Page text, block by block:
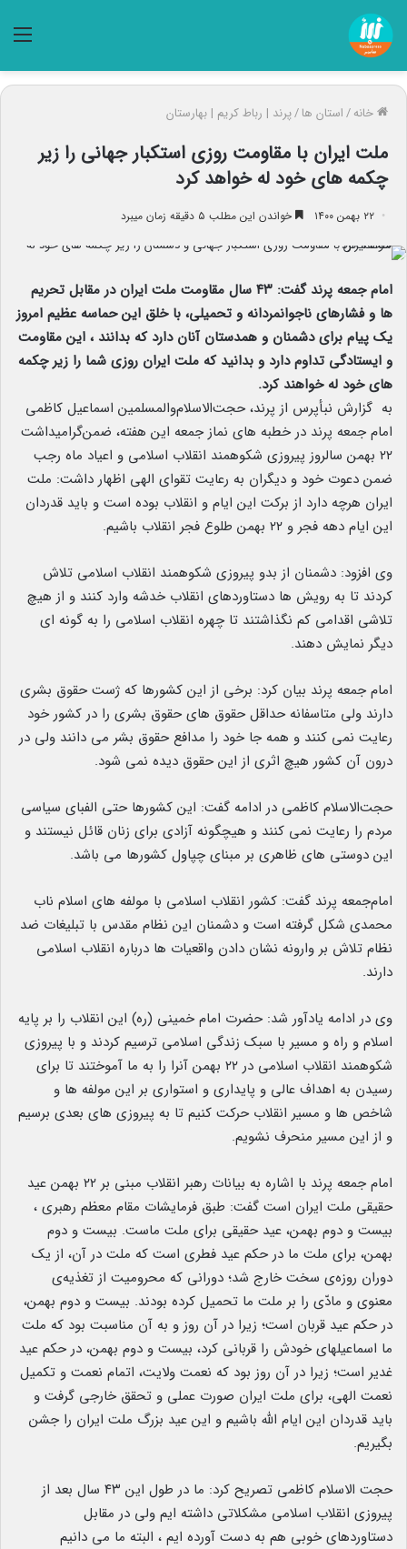
خانه/استان ها/پرند | رباط کریم | بهارستان
ملت ایران با مقاومت روزی استکبار جهانی را زیر
چکمه های خود له خواهد کرد
۲۲ بهمن ۱۴۰۰ خواندن این مطلب ۵ دقیقه زمان میبرد
امام جمعه پرند گفت: ۴۳ سال مقاومت ملت ایران در مقابل تحریم
ها و فشارهای ناجوانمردانه و تحمیلی، با خلق این حماسه عظیم امروز
یک پیام برای دشمنان و همدستان آنان دارد که بدانند ، این مقاومت
و ایستادگی تداوم دارد و بدانید که ملت ایران روزی شما را زیر چکمه
های خود له خواهند کرد.
به گزارش نبأپرس از پرند، حجت‌الاسلام‌والمسلمین اسماعیل کاظمی
امام جمعه پرند در خطبه های نماز جمعه این هفته، ضمن‌گرامیداشت
۲۲ بهمن سالروز پیروزی شکوهمند انقلاب اسلامی و اعیاد ماه رجب
ضمن دعوت خود و دیگران به رعایت تقوای الهی اظهار داشت: ملت
ایران هرچه دارد از برکت این ایام و انقلاب بوده است و باید قدردان
این ایام دهه فجر و ۲۲ بهمن طلوع فجر انقلاب باشیم.
وی افزود: دشمنان از بدو پیروزی شکوهمند انقلاب اسلامی تلاش
کردند تا به رویش ها دستاوردهای انقلاب خدشه وارد کنند و از هیچ
تلاشی اقدامی کم‌ نگذاشتند تا چهره انقلاب اسلامی را به گونه ای
دیگر نمایش دهند.
امام جمعه پرند بیان کرد: برخی از این کشورها که ژست حقوق بشری
دارند ولی متاسفانه حداقل حقوق های حقوق بشری را در کشور خود
رعایت نمی کنند و همه جا خود را مدافع حقوق بشر می دانند ولی در
درون آن کشور هیچ‌ اثری از این حقوق دیده نمی شود.
حجت‌الاسلام کاظمی در ادامه گفت: این کشورها حتی الفبای سیاسی
مردم را رعایت نمی کنند و هیچگونه آزادی برای زنان قائل نیستند و
این دوستی های ظاهری بر مبنای چپاول کشورها می باشد.
امام‌جمعه پرند گفت: کشور انقلاب اسلامی با مولفه های اسلام ناب
محمدی شکل گرفته‌ است و دشمنان این نظام مقدس با تبلیغات ضد
نظام تلاش بر وارونه نشان دادن واقعیات ها درباره انقلاب اسلامی
دارند.
وی در ادامه یادآور شد: حضرت امام خمینی (ره) این انقلاب را بر پایه
اسلام و راه و مسیر با سبک زندگی اسلامی ترسیم کردند و با پیروزی
شکوهمند انقلاب اسلامی در ۲۲ بهمن آنرا را به ما آموختند تا برای
رسیدن به اهداف عالی و پایداری و استواری بر این مولفه ها و
شاخص ها و مسیر انقلاب حرکت کنیم‌ تا به پیروزی های بعدی برسیم
و از این‌ مسیر منحرف نشویم.
امام جمعه پرند با اشاره به بیانات رهبر انقلاب مبنی بر ۲۲ بهمن عید
حقیقی ملت ایران است گفت: طبق فرمایشات مقام معظم رهبری ،
بیست و دوم بهمن، عید حقیقی برای ملت ماست. بیست و دوم
بهمن، برای ملت ما در حکم عید فطری است که ملت در آن، از یک
دوران روزه‌ی سخت خارج شد؛ دورانی که محرومیت از تغذیه‌ی
معنوی و مادّی را بر ملت ما تحمیل کرده بودند. بیست و دوم بهمن،
در حکم عید قربان است؛ زیرا در آن روز و به آن مناسبت بود که ملت
ما اسماعیلهای خودش را قربانی کرد، بیست و دوم بهمن، در حکم عید
غدیر است؛ زیرا در آن روز بود که نعمت ولایت، اتمام نعمت و تکمیل
نعمت الهی، برای ملت ایران صورت عملی و تحقق خارجی گرفت و
باید قدردان این ایام الله باشیم و این عید بزرگ ملت ایران را جشن
بگیریم.
حجت الاسلام کاظمی تصریح کرد: ما در طول این ۴۳ سال بعد از
پیروزی انقلاب اسلامی مشکلاتی داشته ایم ولی در مقابل
دستاوردهای خوبی هم به دست آورده ایم ، البته ما می دانیم